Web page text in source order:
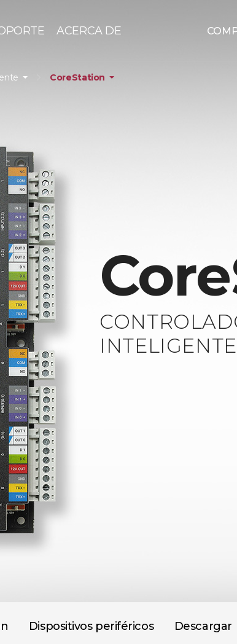
ACERCA DE
INTELIGENTE
CoreStation
Dispositivos periféricos Descargar